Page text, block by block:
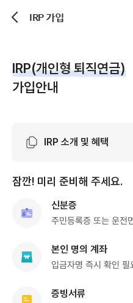
IRP 가입
IRP(개인형 퇴직연금)
가입안내
IRP 소개 및 혜택
잠깐! 미리 준비해 주세요.
신분증
주민등록증 또는 운전
본인 명의 계좌
입금자명 즉시 확인 필
증빙서류